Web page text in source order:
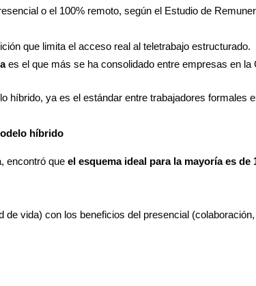
o el 100% remoto, según el Estudio de
que limita el acceso real al teletrabajo estructurado.
es el que más se ha consolidado entre empresas en la
híbrido, ya es el estándar entre trabajadores formales
híbrido
encontró que el esquema ideal para la mayoría es de
vida) con los beneficios del presencial